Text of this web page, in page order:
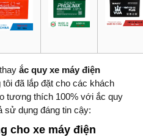
ắc quy xe máy điện
tôi đã lắp đặt cho các khách
tương thích 100% với ắc quy
sử dụng đáng tin cậy:
cho xe máy điện